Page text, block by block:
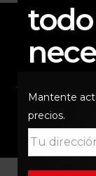
Mantente
precios.
ENVÍO